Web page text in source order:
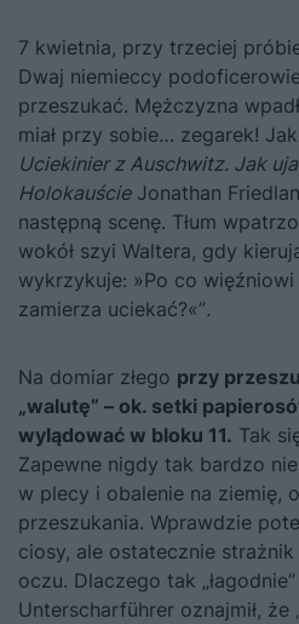
7 kwietnia, przy trzeciej
Dwaj niemieccy
przeszukać. Mężczyzna
miał przy sobie… zegarek!
Uciekinier z Auschwitz. Jak
HolokauścieJonathan
następną scenę. Tłum
wokół szyi Waltera, gdy
wykrzykuje: »Po co
zamierza uciekać?«”.
Na domiar złego przy
„walutę” – ok. setki
wylądować w bloku 11. Tak
Zapewne nigdy tak bardzo
w plecy i obalenie na ziemię,
przeszukania. Wprawdzie
ciosy, ale ostatecznie strażnik
oczu. Dlaczego tak
Unterscharführer oznajmił,